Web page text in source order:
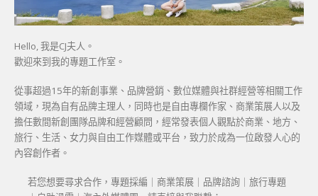
Hello, 我是CJ夫人。
歡迎來到我的專題工作室。
從事超過15年的新創事業、品牌營銷、數位媒體與社群經營等相關工作
領域，現為自有品牌主理人，同時也是自由專欄作家、商業策展人以及
擔任數間新創團隊品牌和經營顧問，經常發表個人觀點於商業、地方、
旅行、生活、女力與自由工作媒體或平台，致力於成為一位啟發人心的
內容創作者。
若您想要尋求合作，專題採編｜商業策展｜品牌諮詢｜旅行專題